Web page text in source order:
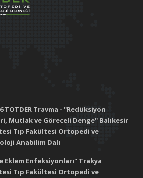
TOTDER Travma - ''Redüksiyon
Mutlak ve Göreceli Denge'' Balıkesir
Tıp Fakültesi Ortopedi ve
Anabilim Dalı
Eklem Enfeksiyonları'' Trakya
Tıp Fakültesi Ortopedi ve